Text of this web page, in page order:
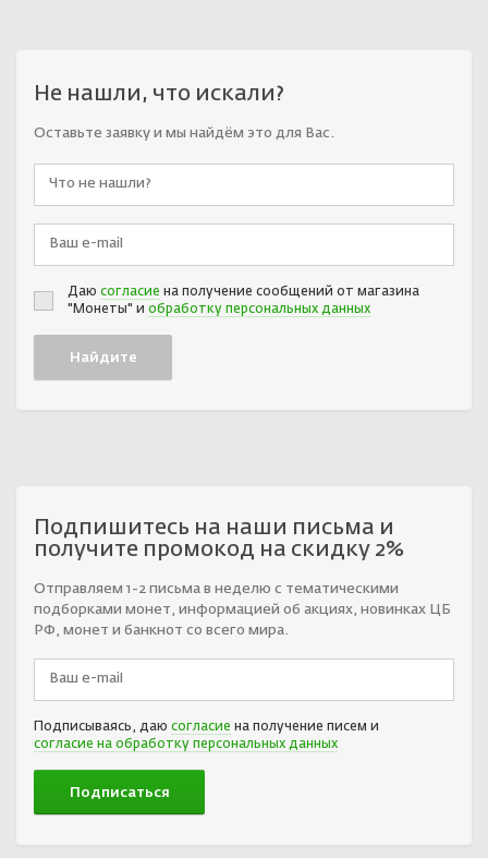
Не нашли, что искали?
Оставьте заявку и мы найдём это для Вас.
Даю согласие на получение сообщений от магазина
"Монеты" и обработку персональных данных
Подпишитесь на наши письма и
получите промокод на скидку 2%
Отправляем 1-2 письма в неделю с тематическими
подборками монет, информацией об акциях, новинках ЦБ
РФ, монет и банкнот со всего мира.
Подписываясь, даю согласие на получение писем и
согласие на обработку персональных данных